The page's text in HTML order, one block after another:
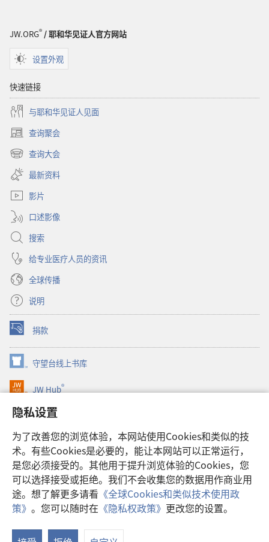
隐私设置
为了改善您的浏览体验，本网站使用Cookies和类似的技
术。有些Cookies是必要的，能让本网站可以正常运行，
是您必须接受的。其他用于提升浏览体验的Cookies，您
可以选择接受或拒绝。我们不会收集您的数据用作商业用
途。想了解更多请看 《全球Cookies和类似技术使用政
策》 。您可以随时在 《隐私权政策》 更改您的设置。
JW.ORG®/ 耶和华见证人官方网站
设置外观
快速链接
与耶和华见证人见面
查询聚会
（打
开
新
窗
口）
查询大会
（打
开
新
窗
最新资料
影片
口述影像
搜索
给专业医疗人员的资讯
全球传播
说明
捐款
（打
开
新
窗
口）
守望台线上书库
（打
开
新
口）
JW Hub®
（打
开
新
口）
JW Library®
Watchtower Library
Copyright© 2026 Watch Tower Bible and Tract Society of Pennsylvania.
使用条款|隐私权政策| 隐私设置